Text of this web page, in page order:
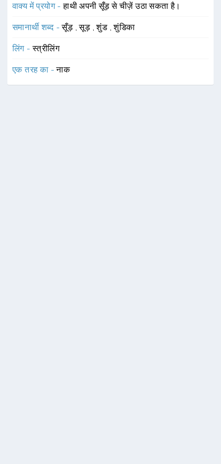
वाक्य में प्रयोग -हाथी अपनी सूँड़ से चीज़ें उठा सकता है।
समानार्थी शब्द -सूँड़ ,सूड़ ,शुंड ,शुंडिका
लिंग -स्त्रीलिंग
एक तरह का -नाक